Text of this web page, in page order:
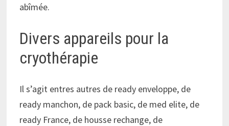
abîmée.
Divers appareils pour la
cryothérapie
Il s’agit entres autres de ready enveloppe, de
ready manchon, de pack basic, de med elite, de
ready France, de housse rechange, de